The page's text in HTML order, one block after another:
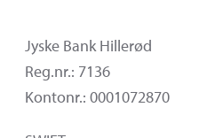
Jyske Bank Hillerød
Reg.nr.: 7136
Kontonr.: 0001072870